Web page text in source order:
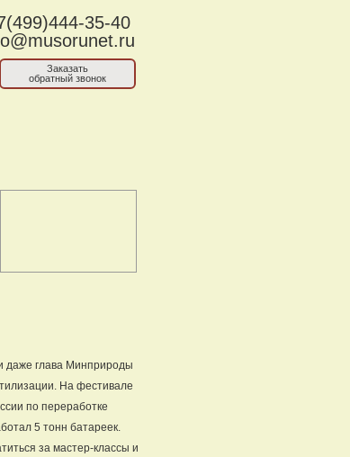
35-40
Заказать
обратный звонок
даже глава Минприроды
На фестивале
по переработке
5 тонн батареек.
за мастер-классы и